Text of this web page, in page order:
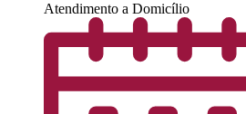
Atendimento a Domicílio